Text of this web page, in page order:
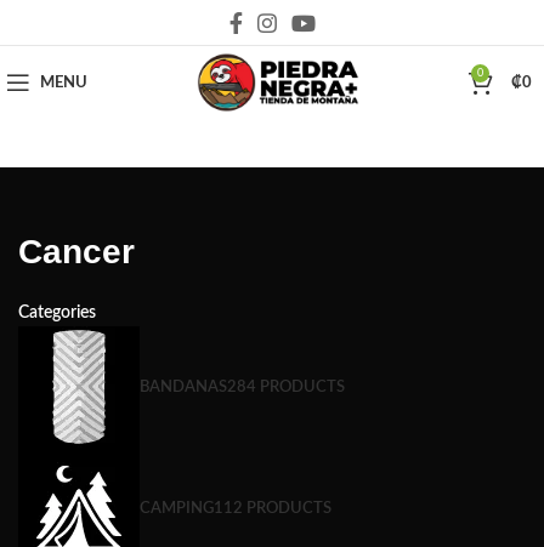
MENU
0
₡0
Cancer
Categories
BANDANAS284 PRODUCTS
CAMPING112 PRODUCTS
Deja que la montaña sea parte de tu vida